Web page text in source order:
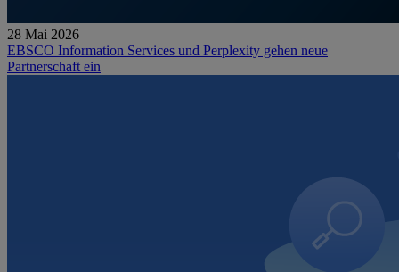
28 Mai 2026
EBSCO Information Services und Perplexity gehen neue
Partnerschaft ein